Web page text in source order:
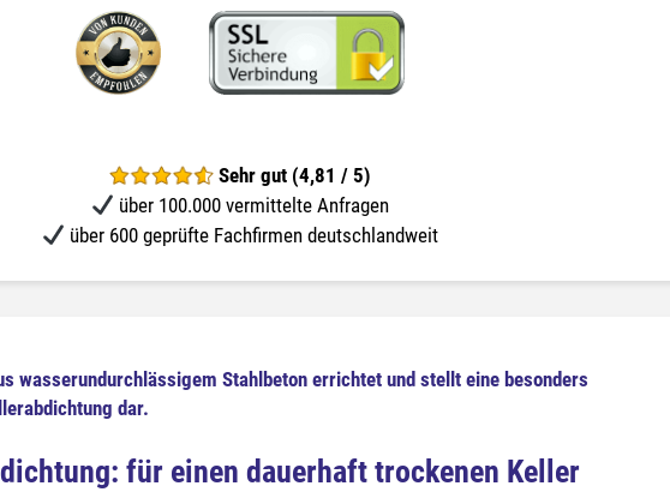
Sehr gut (4,81 / 5)
über 100.000 vermittelte Anfragen
über 600 geprüfte Fachfirmen deutschlandweit
wasserundurchlässigem Stahlbeton errichtet und stellt eine besonders
dar.
für einen dauerhaft trockenen Keller